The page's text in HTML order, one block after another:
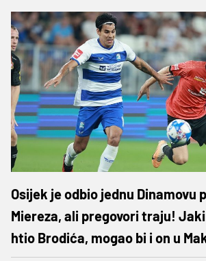
Osijek je odbio jednu Dinamovu
Miereza, ali pregovori traju!
htio Brodića, mogao bi i on u